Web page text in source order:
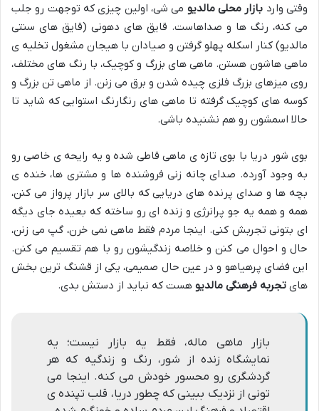
وقتی وارد بازار محلی مالدیو می شی، اولین چیزی که توجهت رو جلب
می کنه، رنگ ها و صداهاست. قایق های دهونی (قایق های سنتی
مالدیو) کنار اسکله پهلو گرفتن و صیادان با هیجان مشغول تخلیه ی
ماهی هاشون هستن. ماهی های بزرگ و کوچیک، با رنگ های مختلف،
روی میزهای بزرگ فلزی چیده شدن و برق می زنن. از ماهی تن بزرگ و
کوسه های کوچیک گرفته تا ماهی های رنگارنگ استوایی که شاید تا
حالا اسمشون رو هم نشنیده باشی.
بوی شور دریا با بوی تازه ی ماهی قاطی شده و یه رایحه ی خاصی رو
به وجود آورده. صدای چانه زنی فروشنده ها و مشتری ها، خنده ی
بچه ها و صدای پرنده های دریایی که بالای سر بازار پرواز می کنن،
همه و همه یه جو پرانرژی و زنده ای رو ساخته که بعیده جای دیگه
ای بتونی تجربش کنی. اینجا مردم فقط ماهی نمی خرن، گپ می زنن،
حال و احوال می کنن و خلاصه زندگیشون رو با هم تقسیم می کنن.
این فضای پرهیاهو و در عین حال صمیمی، یکی از قشنگ ترین بخش
های تجربه فرهنگی مالدیو هست که نباید از دستش بدی.
بازار ماهی ماله، فقط یه بازار نیست؛ یه
نمایشگاه زنده از شور، رنگ و زندگیه که هر
گردشگری رو محسور خودش می کنه. اینجا می
تونی از نزدیک ببینی که چطور دریا، قلب تپنده ی